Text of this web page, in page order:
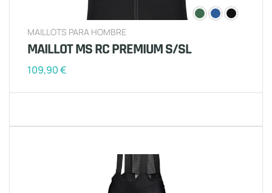
MAILLOTS PARA HOMBRE
MAILLOT MS RC PREMIUM S/SL
109,90€